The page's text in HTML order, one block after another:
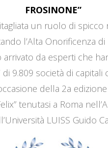
FROSINONE”
un ruolo di
l’Alta Onorificenza di
da esperti che
9.809 società di capitali
della 2a
tenutasi a Roma
LUISS Guido